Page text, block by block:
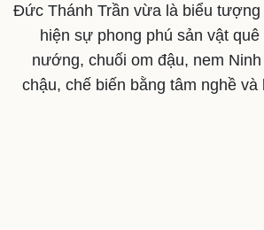
Văn hóa
Sân khấu - Điện ảnh
Văn học
Âm nhạc
Di sản
Giải trí
Nghệ sĩ
Thời
Sao Việt
Đức Thánh Trần vừa là biểu
hiện sự phong phú sản vật
nướng, chuối om đậu, nem
chậu, chế biến bằng tâm nghề và